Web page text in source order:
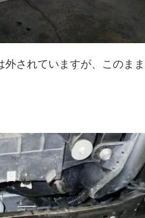
されていますが、このま